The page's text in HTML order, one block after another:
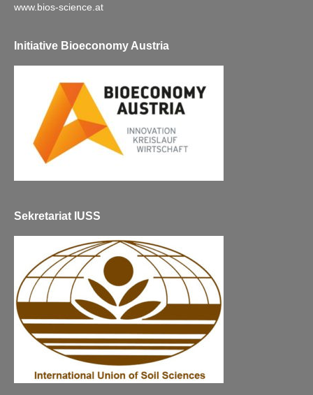
www.bios-science.at
Initiative Bioeconomy Austria
Sekretariat IUSS